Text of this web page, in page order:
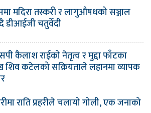
मदिरा तस्करी र लागुऔषधको सञ्जाल
डीआईजी चतुर्वेदी
कैलाश राईको नेतृत्व र मुद्दा फाँटका
शिव कटेलको सक्रियताले लहानमा व्यापक
राति प्रहरीले चलायो गोली, एक जनाको